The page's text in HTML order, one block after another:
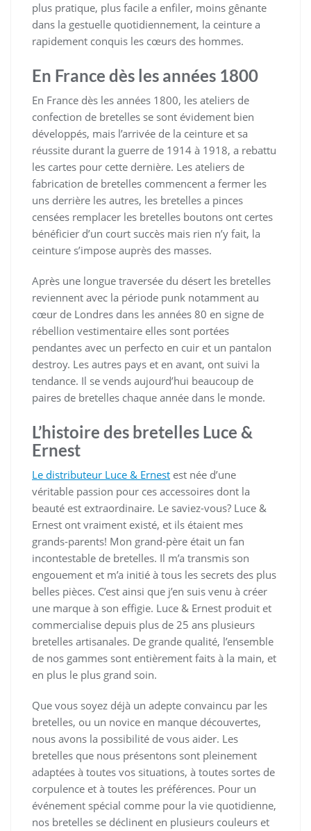
plus pratique, plus facile a enfiler, moins gênante
dans la gestuelle quotidiennement, la ceinture a
rapidement conquis les cœurs des hommes.
En France dès les années 1800
En France dès les années 1800, les ateliers de
confection de bretelles se sont évidement bien
développés, mais l’arrivée de la ceinture et sa
réussite durant la guerre de 1914 à 1918, a rebattu
les cartes pour cette dernière. Les ateliers de
fabrication de bretelles commencent a fermer les
uns derrière les autres, les bretelles a pinces
censées remplacer les bretelles boutons ont certes
bénéficier d’un court succès mais rien n’y fait, la
ceinture s’impose auprès des masses.
Après une longue traversée du désert les bretelles
reviennent avec la période punk notamment au
cœur de Londres dans les années 80 en signe de
rébellion vestimentaire elles sont portées
pendantes avec un perfecto en cuir et un pantalon
destroy. Les autres pays et en avant, ont suivi la
tendance. Il se vends aujourd’hui beaucoup de
paires de bretelles chaque année dans le monde.
L’histoire des bretelles Luce &
Ernest
Le distributeur Luce & Ernest est née d’une
véritable passion pour ces accessoires dont la
beauté est extraordinaire. Le saviez-vous? Luce &
Ernest ont vraiment existé, et ils étaient mes
grands-parents! Mon grand-père était un fan
incontestable de bretelles. Il m’a transmis son
engouement et m’a initié à tous les secrets des plus
belles pièces. C’est ainsi que j’en suis venu à créer
une marque à son effigie. Luce & Ernest produit et
commercialise depuis plus de 25 ans plusieurs
bretelles artisanales. De grande qualité, l’ensemble
de nos gammes sont entièrement faits à la main, et
en plus le plus grand soin.
Que vous soyez déjà un adepte convaincu par les
bretelles, ou un novice en manque découvertes,
nous avons la possibilité de vous aider. Les
bretelles que nous présentons sont pleinement
adaptées à toutes vos situations, à toutes sortes de
corpulence et à toutes les préférences. Pour un
événement spécial comme pour la vie quotidienne,
nos bretelles se déclinent en plusieurs couleurs et